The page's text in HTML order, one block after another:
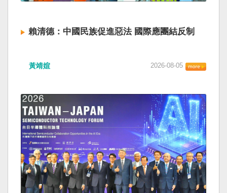
賴清德：中國民族促進惡法 國際應團結反制
黃靖媗 2026-08-05